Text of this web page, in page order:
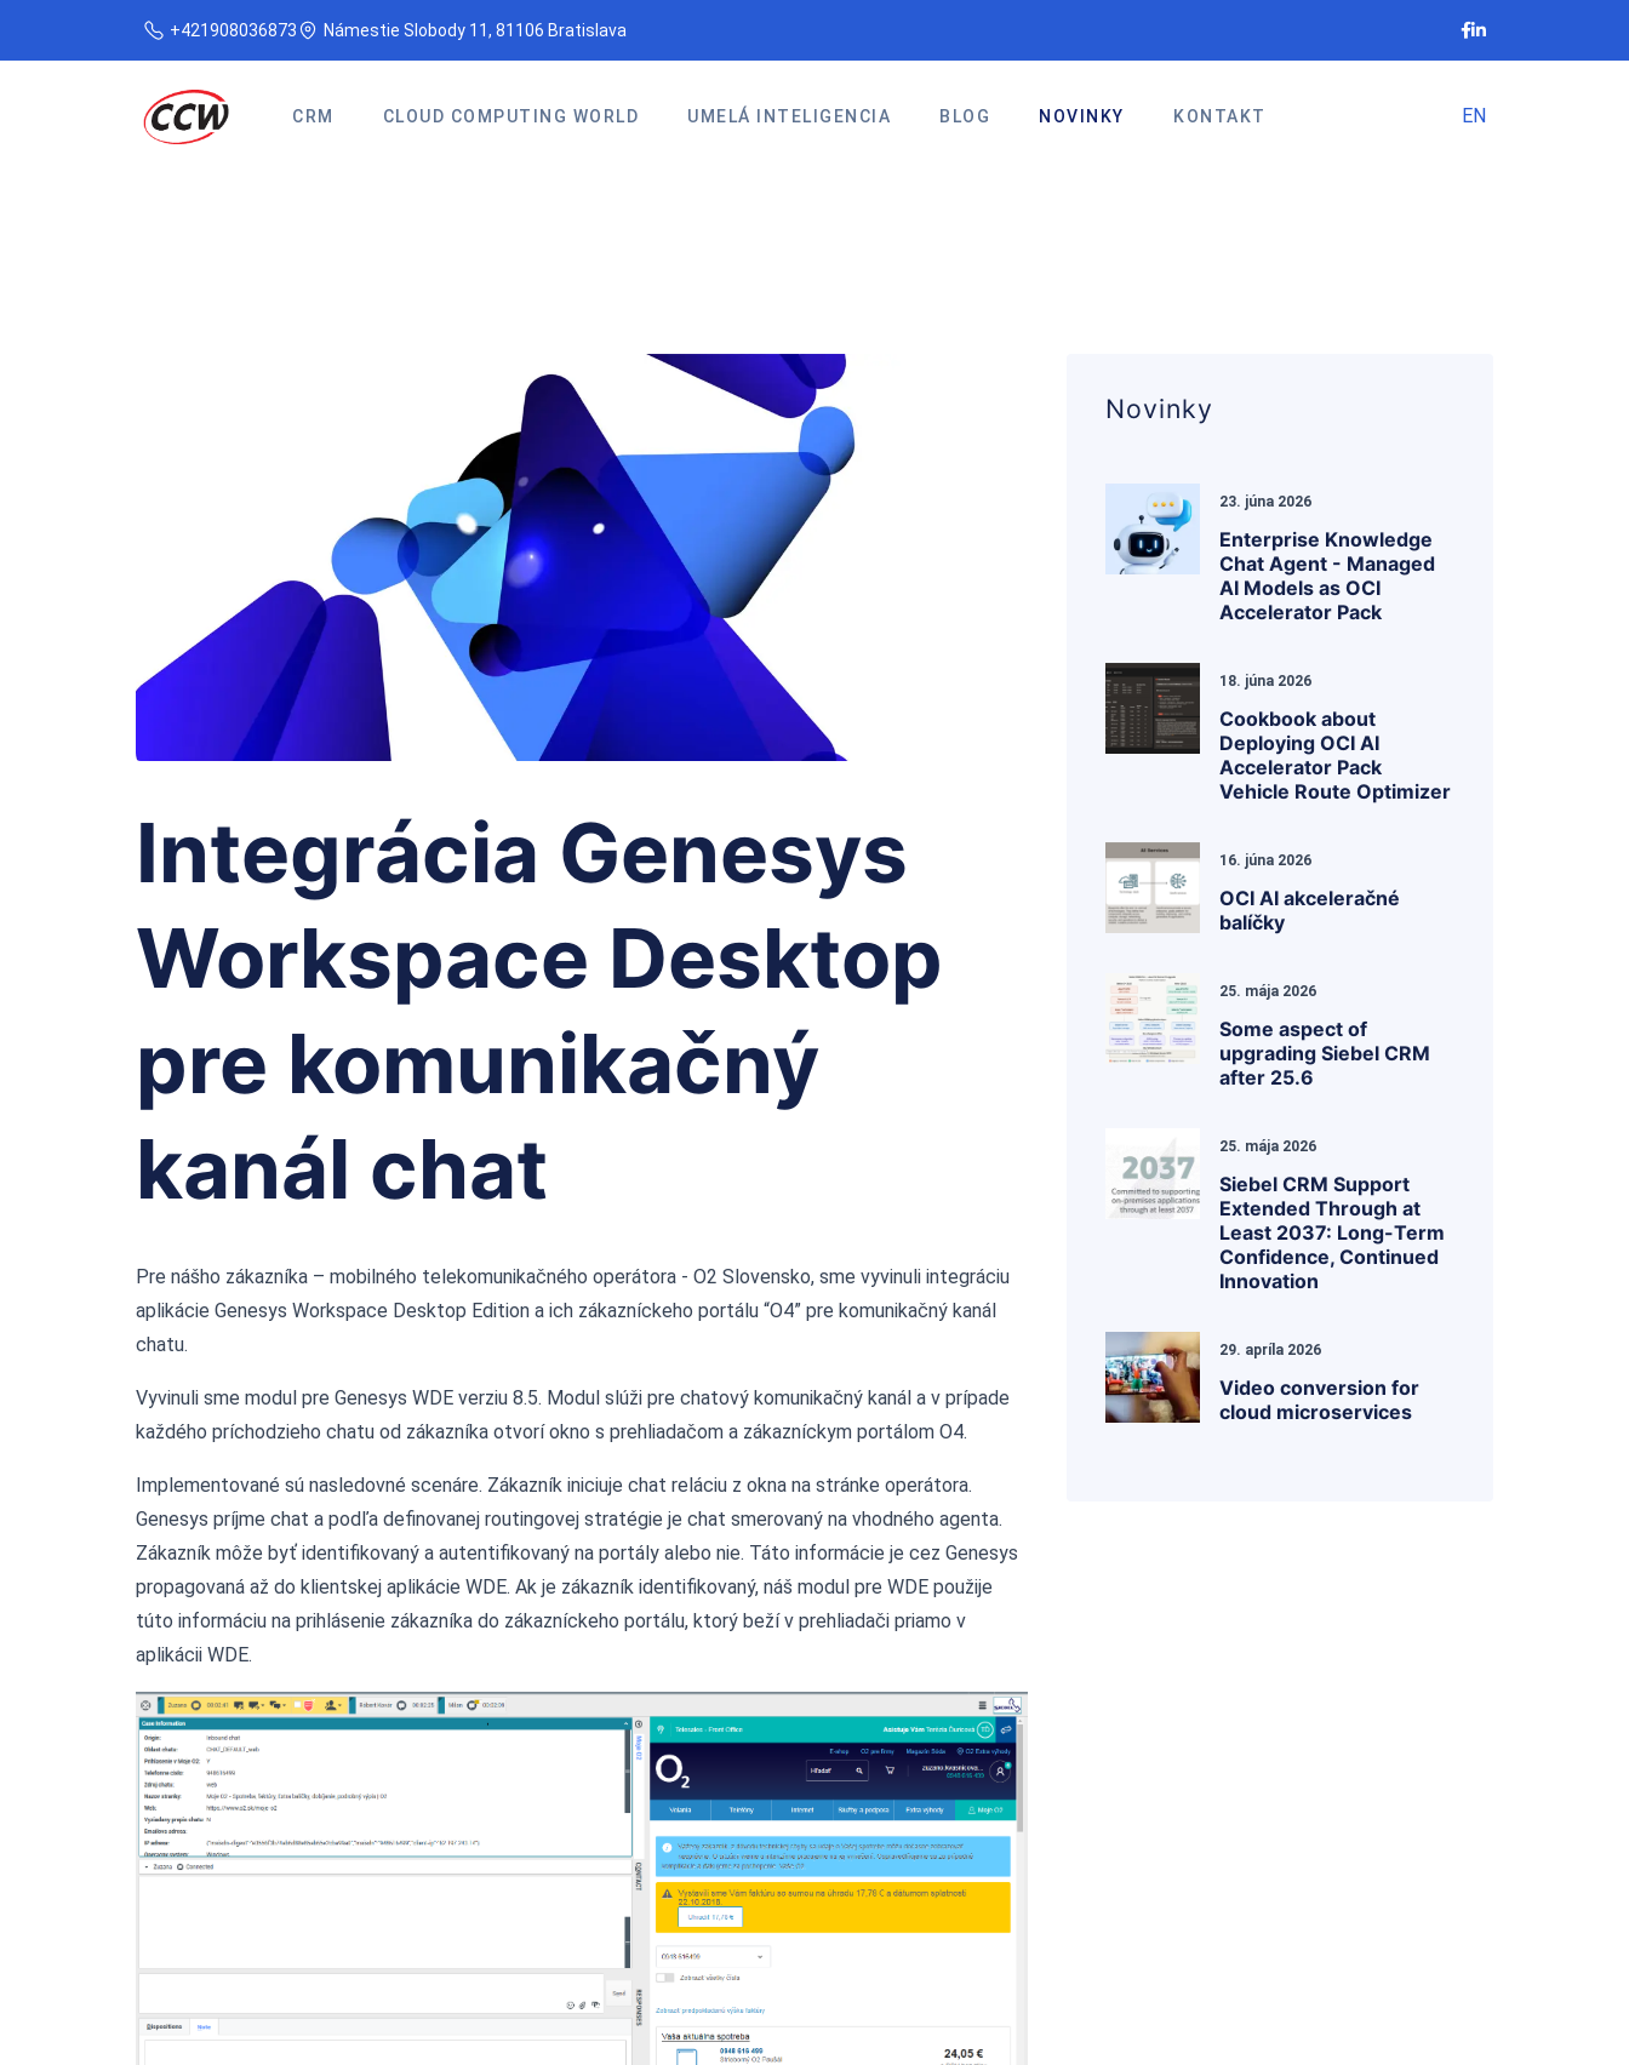
+421908036873 Námestie Slobody 11, 81106 Bratislava
CRM CLOUD COMPUTING WORLD UMELÁ INTELIGENCIA BLOG NOVINKY KONTAKT EN
Integrácia Genesys
Workspace Desktop
pre komunikačný
kanál chat
Pre nášho zákazníka – mobilného telekomunikačného operátora - O2 Slovensko, sme vyvinuli integráciu
aplikácie Genesys Workspace Desktop Edition a ich zákazníckeho portálu “O4” pre komunikačný kanál
chatu.
Vyvinuli sme modul pre Genesys WDE verziu 8.5. Modul slúži pre chatový komunikačný kanál a v prípade
každého príchodzieho chatu od zákazníka otvorí okno s prehliadačom a zákazníckym portálom O4.
Implementované sú nasledovné scenáre. Zákazník iniciuje chat reláciu z okna na stránke operátora.
Genesys príjme chat a podľa definovanej routingovej stratégie je chat smerovaný na vhodného agenta.
Zákazník môže byť identifikovaný a autentifikovaný na portály alebo nie. Táto informácie je cez Genesys
propagovaná až do klientskej aplikácie WDE. Ak je zákazník identifikovaný, náš modul pre WDE použije
túto informáciu na prihlásenie zákazníka do zákazníckeho portálu, ktorý beží v prehliadači priamo v
aplikácii WDE.
Novinky
23. júna 2026
Enterprise Knowledge
Chat Agent - Managed
AI Models as OCI
Accelerator Pack
18. júna 2026
Cookbook about
Deploying OCI AI
Accelerator Pack
Vehicle Route Optimizer
16. júna 2026
OCI AI akceleračné
balíčky
25. mája 2026
Some aspect of
upgrading Siebel CRM
after 25.6
25. mája 2026
Siebel CRM Support
Extended Through at
Least 2037: Long-Term
Confidence, Continued
Innovation
29. apríla 2026
Video conversion for
cloud microservices